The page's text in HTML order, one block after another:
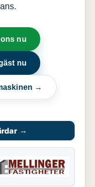
nu
nu
→
→